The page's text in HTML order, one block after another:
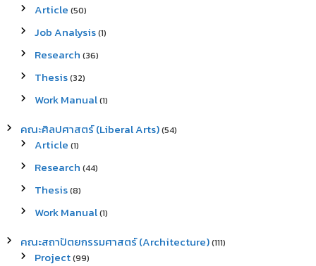
Article (50)
Job Analysis(1)
Research (36)
Thesis(32)
Work Manual(1)
คณะศิลปศาสตร์ (Liberal Arts)(54)
Article (1)
Research (44)
Thesis(8)
Work Manual(1)
คณะสถาปัตยกรรมศาสตร์ (Architecture)(111)
Project(99)